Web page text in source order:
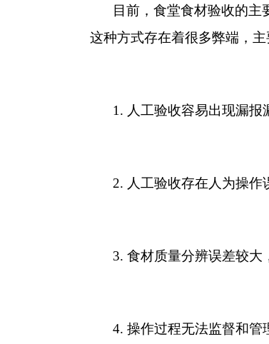
目前，食堂食材验收的主
这种方式存在着很多弊端，主
1. 人工验收容易出现漏报
2. 人工验收存在人为操作
3. 食材质量分辨误差较大
4. 操作过程无法监督和管